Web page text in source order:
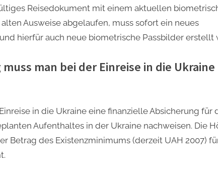
Reisedokument mit einem aktuellen
Ausweise abgelaufen, muss sofort ein neues
hierfür auch neue biometrische Passbilder erstellt
man bei der Einreise in die Ukraine
in die Ukraine eine finanzielle Absicherung für
Aufenthaltes in der Ukraine nachweisen. Die
Betrag des Existenzminimums (derzeit UAH 2007)